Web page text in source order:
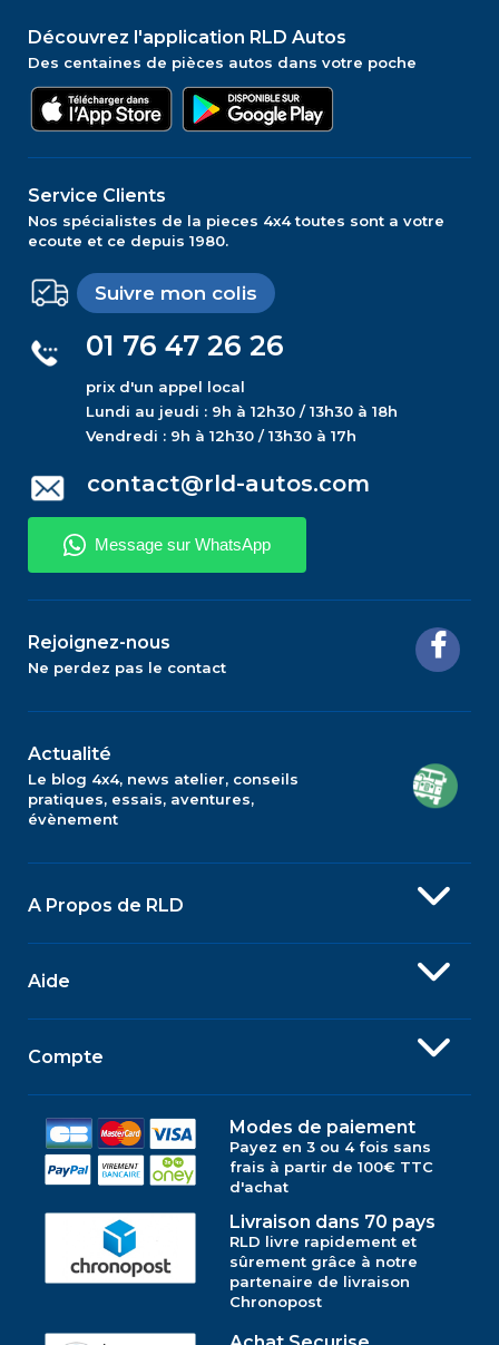
Découvrez l'application RLD Autos
Des centaines de pièces autos dans votre poche
Service Clients
Nos spécialistes de la pieces 4x4 toutes sont a votre
ecoute et ce depuis 1980.
Suivre mon colis
01 76 47 26 26
prix d'un appel local
Lundi au jeudi : 9h à 12h30 / 13h30 à 18h
Vendredi : 9h à 12h30 / 13h30 à 17h
contact@rld-autos.com
Rejoignez-nous
Ne perdez pas le contact
Actualité
Le blog 4x4, news atelier, conseils
pratiques, essais, aventures,
évènement
A Propos de RLD
Aide
Compte
Modes de paiement
Payez en 3 ou 4 fois sans
frais à partir de 100€ TTC
d'achat
Livraison dans 70 pays
RLD livre rapidement et
sûrement grâce à notre
partenaire de livraison
Chronopost